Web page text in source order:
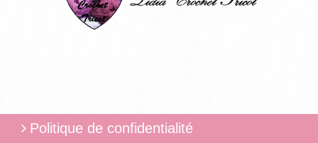
Politique de confidentialité